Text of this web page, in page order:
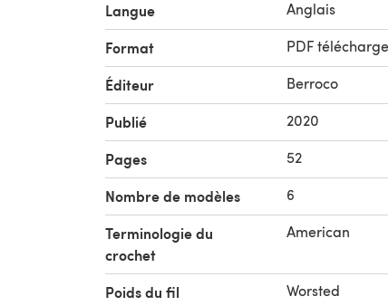
Langue Anglais
Format PDF
Éditeur Berroco
Publié 2020
Pages 52
Nombre de modèles 6
Terminologie du
crochet
American
Poids du fil
Worsted